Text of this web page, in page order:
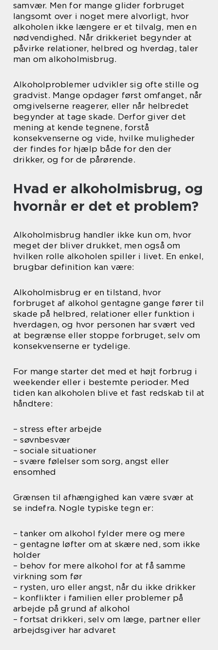
samvær. Men for mange glider forbruget
langsomt over i noget mere alvorligt, hvor
alkoholen ikke længere er et tilvalg, men en
nødvendighed. Når drikkeriet begynder at
påvirke relationer, helbred og hverdag, taler
man om alkoholmisbrug.
Alkoholproblemer udvikler sig ofte stille og
gradvist. Mange opdager først omfanget, når
omgivelserne reagerer, eller når helbredet
begynder at tage skade. Derfor giver det
mening at kende tegnene, forstå
konsekvenserne og vide, hvilke muligheder
der findes for hjælp både for den der
drikker, og for de pårørende.
Hvad er alkoholmisbrug, og
hvornår er det et problem?
Alkoholmisbrug handler ikke kun om, hvor
meget der bliver drukket, men også om
hvilken rolle alkoholen spiller i livet. En enkel,
brugbar definition kan være:
Alkoholmisbrug er en tilstand, hvor
forbruget af alkohol gentagne gange fører til
skade på helbred, relationer eller funktion i
hverdagen, og hvor personen har svært ved
at begrænse eller stoppe forbruget, selv om
konsekvenserne er tydelige.
For mange starter det med et højt forbrug i
weekender eller i bestemte perioder. Med
tiden kan alkoholen blive et fast redskab til at
håndtere:
– stress efter arbejde
– søvnbesvær
– sociale situationer
– svære følelser som sorg, angst eller
ensomhed
Grænsen til afhængighed kan være svær at
se indefra. Nogle typiske tegn er:
– tanker om alkohol fylder mere og mere
– gentagne løfter om at skære ned, som ikke
holder
– behov for mere alkohol for at få samme
virkning som før
– rysten, uro eller angst, når du ikke drikker
– konflikter i familien eller problemer på
arbejde på grund af alkohol
– fortsat drikkeri, selv om læge, partner eller
arbejdsgiver har advaret